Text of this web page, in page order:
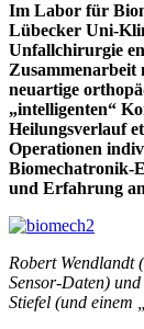
Im Labor für
Lübecker Uni-
Unfallchirurgie
Zusammenarbeit
neuartige
„intelligenten“
Heilungsverlauf
Operationen
Biomechatronik-
und Erfahrung
Robert Wendlandt
Sensor-Daten)
Stiefel (und einem